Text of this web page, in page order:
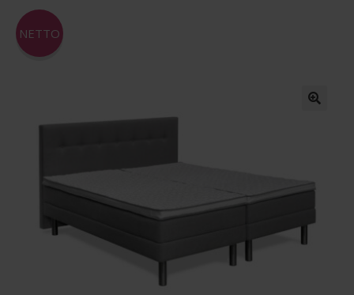
Kassa
Jenkkisängyn ostajan opas
Blogi – Jenkkisänky
NETTO